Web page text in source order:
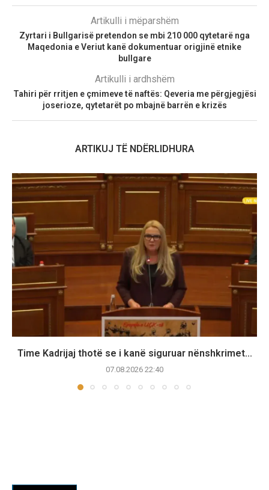
Artikulli i mëparshëm
Zyrtari i Bullgarisë pretendon se mbi 210 000 qytetarë nga
Maqedonia e Veriut kanë dokumentuar origjinë etnike
bullgare
Artikulli i ardhshëm
Tahiri për rritjen e çmimeve të naftës: Qeveria me përgjegjësi
joserioze, qytetarët po mbajnë barrën e krizës
ARTIKUJ TË NDËRLIDHURA
Time Kadrijaj thotë se i kanë siguruar nënshkrimet...
07.08.2026 22:40